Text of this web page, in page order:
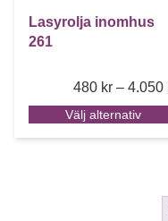
Lasyrolja inomhus
261
480 kr – 4.050
Välj alternativ